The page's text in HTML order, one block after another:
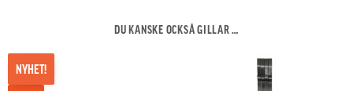
DU KANSKE OCKSÅ GILLAR …
NYHET!